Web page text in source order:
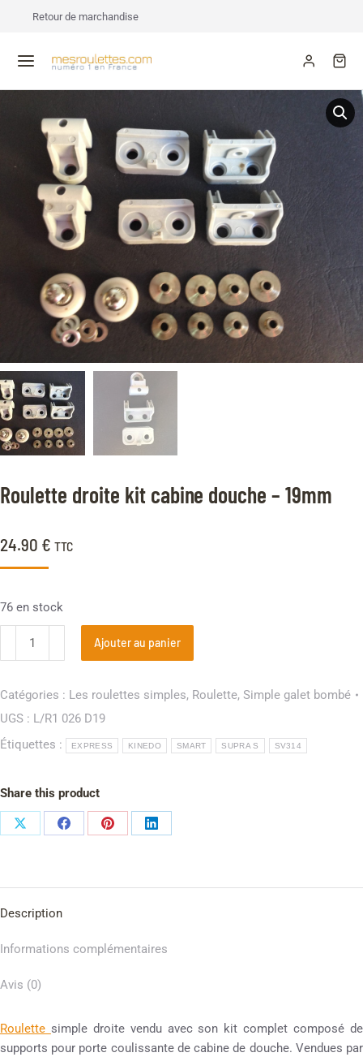
Retour de marchandise
Roulette droite kit cabine douche – 19mm
24.90 € TTC
76 en stock
Ajouter au panier
Catégories : Les roulettes simples, Roulette, Simple galet bombé
UGS : L/R1 026 D19
Étiquettes :
EXPRESS KINEDO SMART SUPRA S SV314
Share this product
Description
Informations complémentaires
Avis (0)
Roulette simple droite vendu avec son kit complet composé de
supports pour porte coulissante de cabine de douche. Vendues par